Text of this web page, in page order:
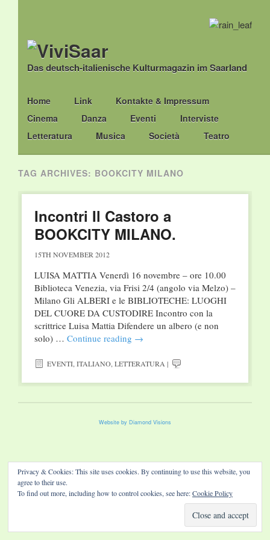
Das deutsch-italienische Kulturmagazin im Saarland
Main menu
Skip
to
content
Home Link
Kontakte & Impressum
Cinema
Danza Eventi
Interviste
Letteratura
Musica Società Teatro
TAG ARCHIVES: BOOKCITY MILANO
Incontri Il Castoro a
BOOKCITY MILANO.
15TH NOVEMBER 2012
LUISA MATTIA Venerdì 16 novembre – ore 10.00
Biblioteca Venezia, via Frisi 2/4 (angolo via Melzo) –
Milano Gli ALBERI e le BIBLIOTECHE: LUOGHI
DEL CUORE DA CUSTODIRE Incontro con la
scrittrice Luisa Mattia Difendere un albero (e non
solo) … Continue reading →
EVENTI,ITALIANO,LETTERATURA |
Website by Diamond Visions
Privacy & Cookies: This site uses cookies. By continuing to use this website, you
agree to their use.
To find out more, including how to control cookies, see here:Cookie Policy